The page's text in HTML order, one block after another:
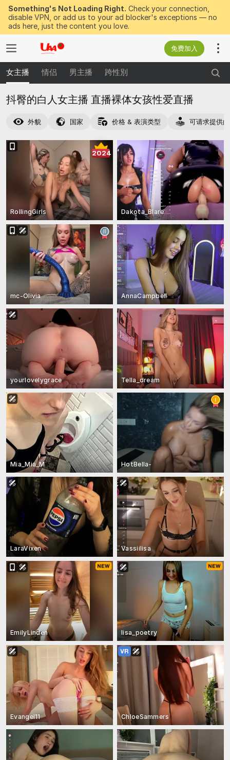
Something's Not Loading Right. Check your connection,
disable VPN, or add us to your ad blocker's exceptions — no
ads here, just the content you love.
免费加入
女主播 情侣 男主播 跨性別
抖臀的白人女主播 直播裸体女孩性爱直播
外貌 国家 价格 & 表演类型 可请求提供
2024
RollingGirls Dakota_Blare
mc-Olivia AnnaCampbell
yourlovelygrace Tella_dream
Mia_Mia_M HotBella-
LaraVixen Vassiilisa
EmilyLinden lisa_poetry
Evangel11 ChloeSammers